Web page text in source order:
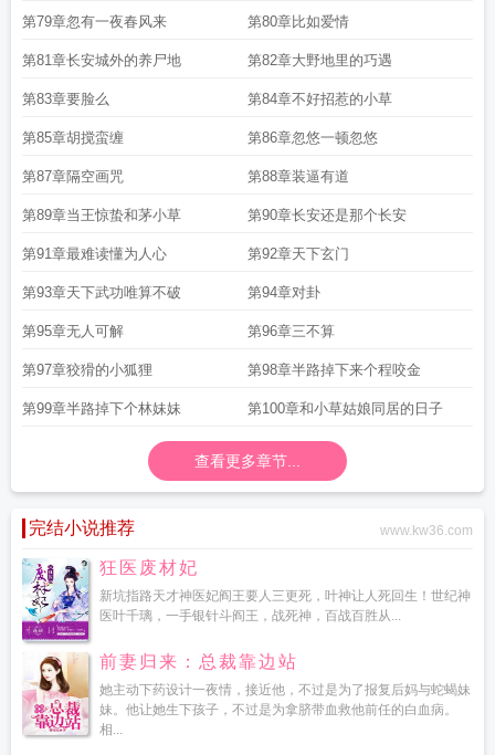
第79章忽有一夜春风来 第80章比如爱情
第81章长安城外的养尸地 第82章大野地里的巧遇
第83章要脸么 第84章不好招惹的小草
第85章胡搅蛮缠 第86章忽悠一顿忽悠
第87章隔空画咒 第88章装逼有道
第89章当王惊蛰和茅小草 第90章长安还是那个长安
第91章最难读懂为人心 第92章天下玄门
第93章天下武功唯算不破 第94章对卦
第95章无人可解 第96章三不算
第97章狡猾的小狐狸 第98章半路掉下来个程咬金
第99章半路掉下个林妹妹 第100章和小草姑娘同居的日子
查看更多章节...
完结小说推荐 www.kw36.com
狂医废材妃
新坑指路天才神医妃阎王要人三更死，叶神让人死回生！世纪神
医叶千璃，一手银针斗阎王，战死神，百战百胜从...
前妻归来：总裁靠边站
她主动下药设计一夜情，接近他，不过是为了报复后妈与蛇蝎妹
妹。他让她生下孩子，不过是为拿脐带血救他前任的白血病。
相...